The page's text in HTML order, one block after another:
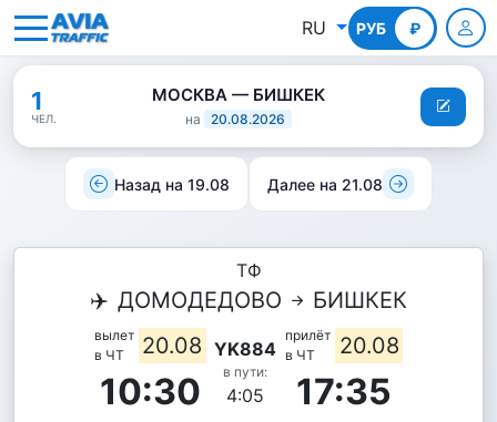
RU РУБ ₽
КГС
1
ЧЕЛ.
МОСКВА — БИШКЕК
на 20.08.2026
Назад на 19.08 Далее на 21.08
ТФ
✈️ ДОМОДЕДОВО БИШКЕК
вылет
в ЧТ
20.08
10:30
YK884
в пути:
4:05
прилёт
в ЧТ
20.08
17:35